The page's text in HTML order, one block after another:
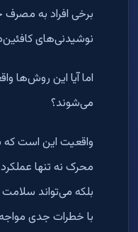
برخی افراد به مصرف
نوشیدنی‌های
اما آیا این روش‌ها
می‌شوند؟
واقعیت این است که
محرک نه تنها
بلکه می‌تواند
با خطرات جدی